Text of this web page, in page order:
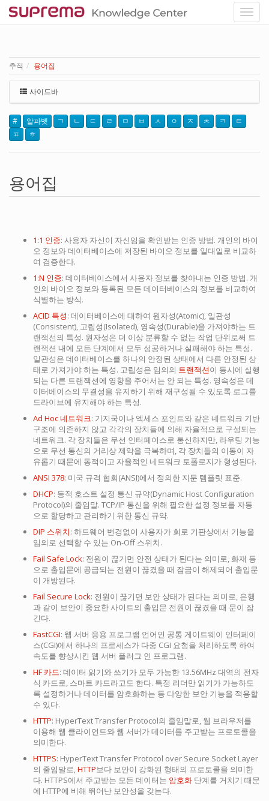
추적 용어집
사이드바
# 알파벳 ㄱ ㄴ ㄷ ㄹ ㅁ ㅂ ㅅ ㅇ ㅈ ㅊ ㅋ
ㅌ
ㅍ
ㅎ
용어집
1:1 인증: 사용자 자신이 자신임을 확인받는 인증 방법. 개인의 바이
오 정보와 데이터베이스에 저장된 바이오 정보를 일대일로 비교하
여 검증한다.
1:N 인증: 데이터베이스에서 사용자 정보를 찾아내는 인증 방법. 개
인의 바이오 정보와 등록된 모든 데이터베이스의 정보를 비교하여
식별하는 방식.
ACID 특성: 데이터베이스에 대하여 원자성(Atomic), 일관성
(Consistent), 고립성(Isolated), 영속성(Durable)을 가져야하는 트
랜잭선의 특성. 원자성은 더 이상 분류할 수 없는 작업 단위로써 트
랜잭션 내에 모든 단계에서 모두 성공하거나 실패해야 하는 특성.
일관성은 데이터베이스를 하나의 안정된 상태에서 다른 안정된 상
태로 가져가야 하는 특성. 고립성은 임의의 트랜잭션이 동시에 실행
되는 다른 트랜잭션에 영향을 주어서는 안 되는 특성. 영속성은 데
이터베이스의 무결성을 유지하기 위해 재구성될 수 있도록 로그를
드라이브에 유지해야 하는 특성.
Ad Hoc 네트워크: 기지국이나 엑세스 포인트와 같은 네트워크 기반
구조에 의존하지 않고 각각의 장치들에 의해 자율적으로 구성되는
네트워크. 각 장치들은 무선 인터페이스로 통신하지만, 라우팅 기능
으로 무선 통신의 거리상 제약을 극복하며, 각 장치들의 이동이 자
유롭기 때문에 동적이고 자율적인 네트워크 토폴로지가 형성된다.
ANSI 378: 미국 규격 협회(ANSI)에서 정의한 지문 템플릿 표준.
DHCP: 동적 호스트 설정 통신 규약(Dynamic Host Configuration
Protocol)의 줄임말. TCP/IP 통신을 위해 필요한 설정 정보를 자동
으로 할당하고 관리하기 위한 통신 규약.
DIP 스위치: 하드웨어 변경없이 사용자가 회로 기판상에서 기능을
임의로 선택할 수 있는 On-Off 스위치.
Fail Safe Lock: 전원이 끊기면 안전 상태가 된다는 의미로, 화재 등
으로 출입문에 공급되는 전원이 끊겼을 때 잠금이 해제되어 출입문
이 개방된다.
Fail Secure Lock: 전원이 끊기면 보안 상태가 된다는 의미로, 은행
과 같이 보안이 중요한 사이트의 출입문 전원이 끊겼을 때 문이 잠
긴다.
FastCGI: 웹 서버 응용 프로그램 언어인 공통 게이트웨이 인터페이
스(CGI)에서 하나의 프로세스가 다중 CGI 요청을 처리하도록 하여
속도를 향상시킨 웹 서버 플러그 인 프로그램.
HF 카드: 데이터 읽기와 쓰기가 모두 가능한 13.56MHz 대역의 전자
식 카드로, 스마트 카드라고도 한다. 특정 리더만 읽기가 가능하도
록 설정하거나 데이터를 암호화하는 등 다양한 보안 기능을 적용할
수 있다.
HTTP: HyperText Transfer Protocol의 줄임말로, 웹 브라우저를
이용해 웹 클라이언트와 웹 서버가 데이터를 주고받는 프로토콜을
의미한다.
HTTPS: HyperText Transfer Protocol over Secure Socket Layer
의 줄임말로,HTTP보다 보안이 강화된 형태의 프로토콜을 의미한
다. HTTPS에서 주고받는 모든 데이터는 암호화 단계를 거치기 때문
에 HTTP에 비해 뛰어난 보안성을 갖는다.